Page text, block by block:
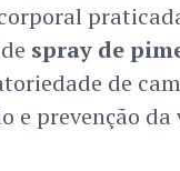
spray de
de
e prevenção